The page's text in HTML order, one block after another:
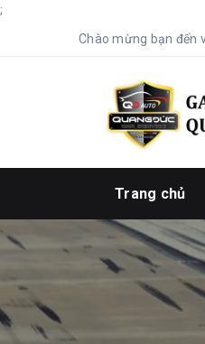
;
Chào mừng bạn đến
Trang chủ